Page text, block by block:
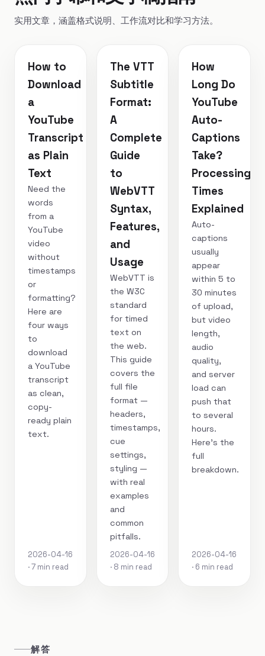
实用文章，涵盖格式说明、工作流对比和学习方法。
How to
Download
a
YouTube
Transcript
as Plain
Text
Need the
words
from a
YouTube
video
without
timestamps
or
formatting?
Here are
four ways
to
download
a YouTube
transcript
as clean,
copy-
ready plain
text.
2026-04-16
· 7 min read
The VTT
Subtitle
Format:
A
Complete
Guide
to
WebVTT
Syntax,
Features,
and
Usage
WebVTT is
the W3C
standard
for timed
text on
the web.
This guide
covers the
full file
format —
headers,
timestamps,
cue
settings,
styling —
with real
examples
and
common
pitfalls.
2026-04-16
· 8 min read
How
Long Do
YouTube
Auto-
Captions
Take?
Processing
Times
Explained
Auto-
captions
usually
appear
within 5 to
30 minutes
of upload,
but video
length,
audio
quality,
and server
load can
push that
to several
hours.
Here's the
full
breakdown.
2026-04-16
· 6 min read
解答